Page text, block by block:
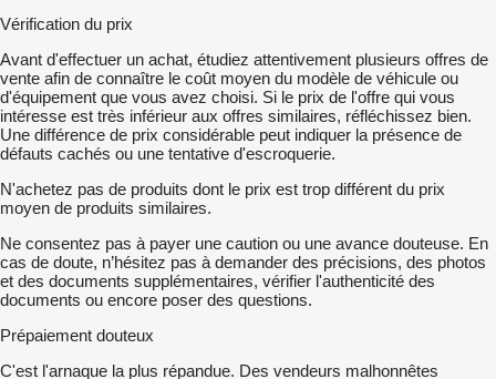
Vérification du prix
Avant d'effectuer un achat, étudiez attentivement plusieurs offres de
vente afin de connaître le coût moyen du modèle de véhicule ou
d'équipement que vous avez choisi. Si le prix de l'offre qui vous
intéresse est très inférieur aux offres similaires, réfléchissez bien.
Une différence de prix considérable peut indiquer la présence de
défauts cachés ou une tentative d'escroquerie.
N'achetez pas de produits dont le prix est trop différent du prix
moyen de produits similaires.
Ne consentez pas à payer une caution ou une avance douteuse. En
cas de doute, n’hésitez pas à demander des précisions, des photos
et des documents supplémentaires, vérifier l'authenticité des
documents ou encore poser des questions.
Prépaiement douteux
C'est l'arnaque la plus répandue. Des vendeurs malhonnêtes